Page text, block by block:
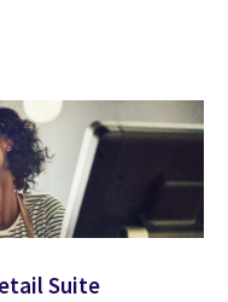
Suite